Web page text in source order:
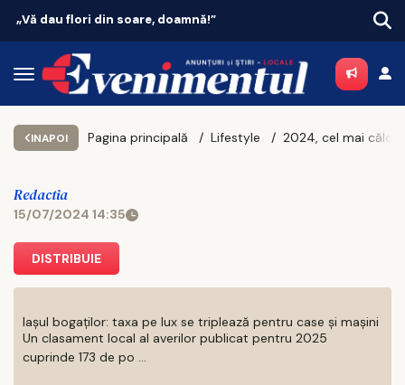
Vacanțe 2026: Portugalia conduce topul
INAPOI Pagina principală Lifestyle
Redactia
15/07/2024 14:35
DISTRIBUIE
Iașul bogaților: taxa pe lux se triplează pentru case și mașini
Un clasament local al averilor publicat pentru 2025
cuprinde 173 de po ...